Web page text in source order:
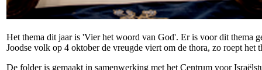
Het thema dit jaar is 'Vier het woord van God'. Er is voor dit thema
Joodse volk op 4 oktober de vreugde viert om de thora, zo roept
De folder is gemaakt in samenwerking met het Centrum voor